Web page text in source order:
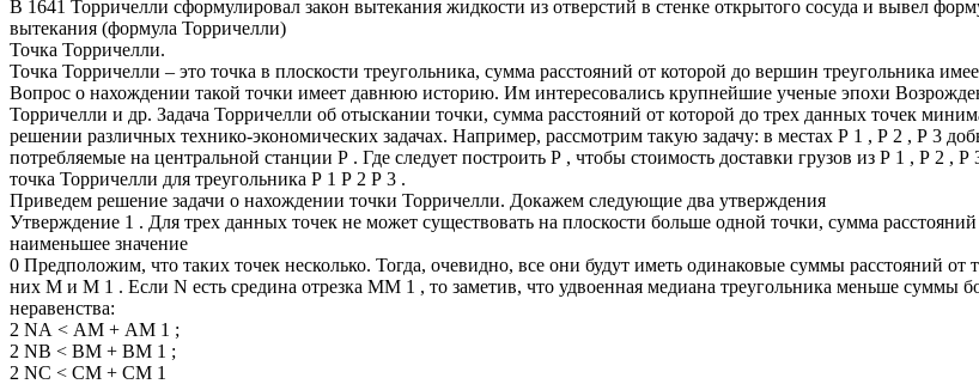
В 1641 Торричелли сформулировал закон вытекания жидкости из отверстий в стенке открытого сосуда и вывел
вытекания (формула Торричелли)
Точка Торричелли.
Точка Торричелли – это точка в плоскости треугольника, сумма расстояний от которой до вершин треугольника
Вопрос о нахождении такой точки имеет давнюю историю. Им интересовались крупнейшие ученые эпохи
Торричелли и др. Задача Торричелли об отыскании точки, сумма расстояний от которой до трех данных точек
решении различных технико-экономических задачах. Например, рассмотрим такую задачу: в местах Р 1 , Р 2 , Р 3
потребляемые на центральной станции Р . Где следует построить Р , чтобы стоимость доставки грузов из Р 1 , Р 2 ,
точка Торричелли для треугольника Р 1 Р 2 Р 3 .
Приведем решение задачи о нахождении точки Торричелли. Докажем следующие два утверждения
Утверждение 1 . Для трех данных точек не может существовать на плоскости больше одной точки, сумма
наименьшее значение
0 Предположим, что таких точек несколько. Тогда, очевидно, все они будут иметь одинаковые суммы расстояний от
них М и М 1 . Если N есть средина отрезка ММ 1 , то заметив, что удвоенная медиана треугольника меньше суммы
неравенства:
2 NА < АМ + АМ 1 ;
2 NВ < ВМ + ВМ 1 ;
2 NС < СМ + СМ 1